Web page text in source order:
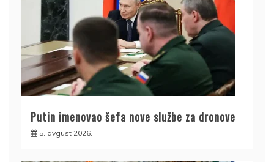
Putin imenovao šefa nove službe za dronove
5. avgust 2026.